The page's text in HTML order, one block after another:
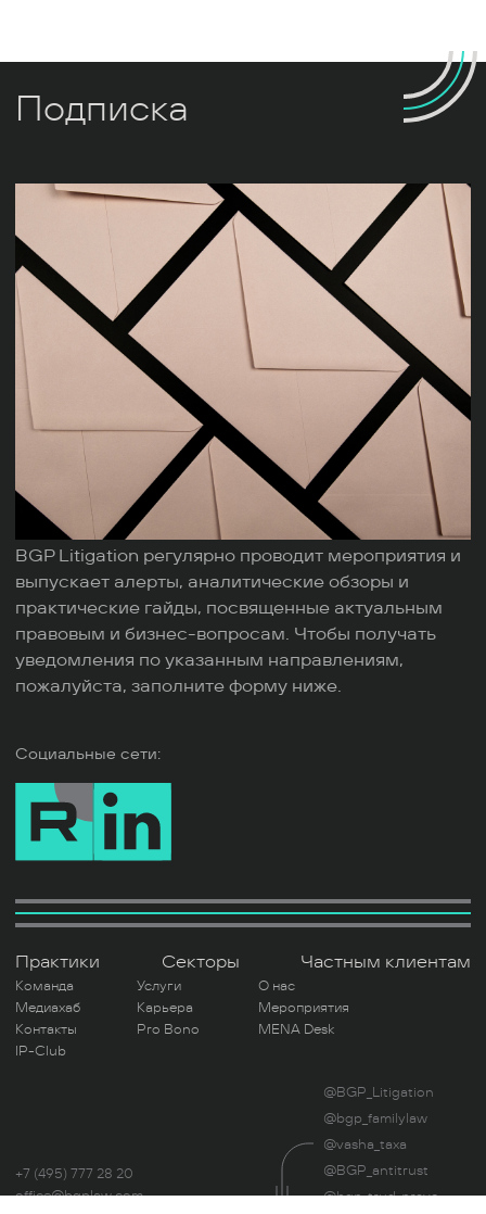
Подписка
BGP Litigation регулярно проводит мероприятия и
выпускает алерты, аналитические обзоры и
практические гайды, посвященные актуальным
правовым и бизнес-вопросам. Чтобы получать
уведомления по указанным направлениям,
пожалуйста, заполните форму ниже.
Социальные сети:
Практики Секторы Частным клиентам
Команда Услуги
О нас
Медиахаб
Карьера
Мероприятия
Контакты
Pro Bono
MENA Desk
IP-Club
+7 (495) 777 28 20
office@bgplaw.com
@BGP_Litigation
@bgp_familylaw
@vasha_taxa
@BGP_antitrust
@bgp_trud_pravo